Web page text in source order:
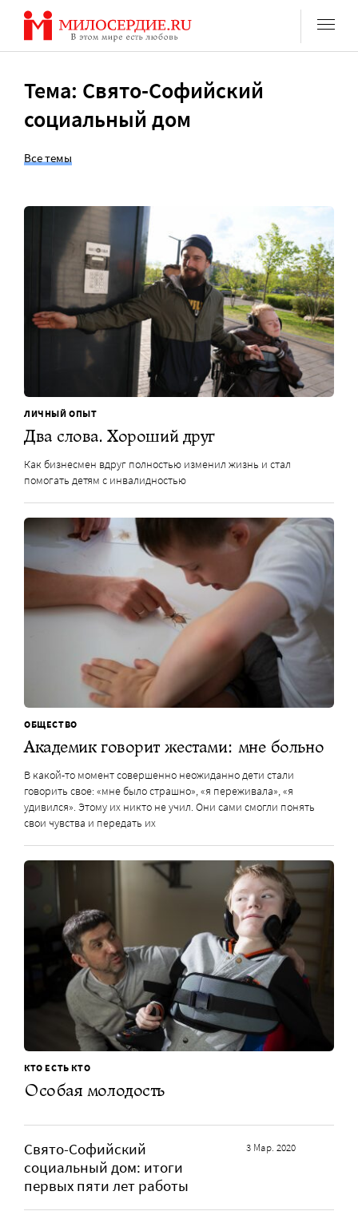
Перейти
содержанию
Тема: Свято-Софийский
социальный дом
Все темы
ЛИЧНЫЙ ОПЫТ
Два слова. Хороший друг
Как бизнесмен вдруг полностью изменил жизнь и стал
помогать детям с инвалидностью
ОБЩЕСТВО
Академик говорит жестами: мне больно
В какой-то момент совершенно неожиданно дети стали
говорить свое: «мне было страшно», «я переживала», «я
удивился». Этому их никто не учил. Они сами смогли понять
свои чувства и передать их
КТО ЕСТЬ КТО
Особая молодость
Свято-Софийский
социальный дом: итоги
первых пяти лет работы
3 Мар. 2020